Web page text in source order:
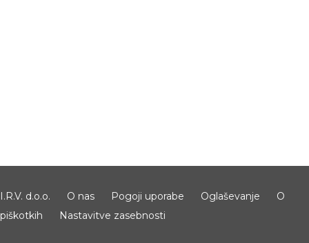
I.R.V. d.o.o. O nas Pogoji uporabe Oglaševanje
O
piškotkih
Nastavitve zasebnosti